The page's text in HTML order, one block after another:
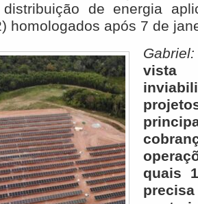
de energia
homologados após 7 de
quais